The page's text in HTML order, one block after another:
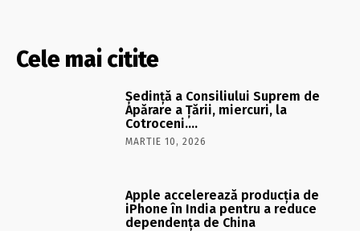
Cele mai citite
Şedinţă a Consiliului Suprem de
Apărare a Ţării, miercuri, la
Cotroceni….
MARTIE 10, 2026
Apple accelerează producția de
iPhone în India pentru a reduce
dependența de China